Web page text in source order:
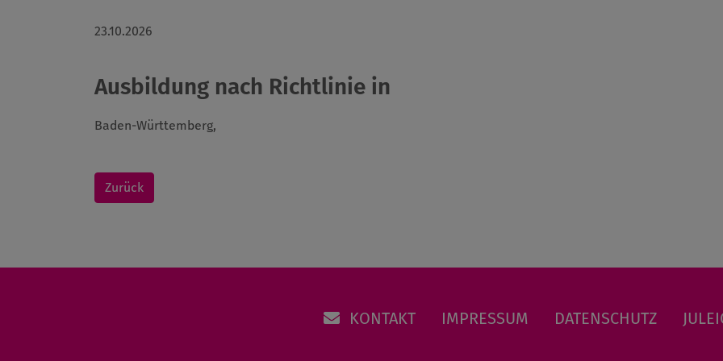
23.10.2026
Ausbildung nach Richtlinie in
Baden-Württemberg,
Zurück
KONTAKT IMPRESSUM DATENSCHUTZ